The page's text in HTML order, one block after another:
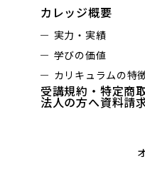
カレッジ概要
実力・実績
学びの価値
カリキュラムの特
受講規約・特定商
法人の方へ資料請